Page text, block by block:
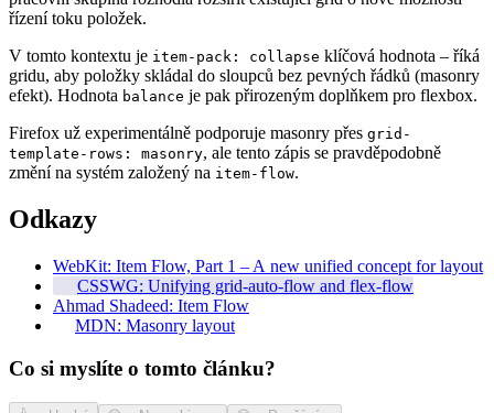
řízení toku položek.
V tomto kontextu je item-pack: collapse klíčová hodnota – říká
gridu, aby položky skládal do sloupců bez pevných řádků (masonry
efekt). Hodnota balance je pak přirozeným doplňkem pro flexbox.
Firefox už experimentálně podporuje masonry přes grid-
template-rows: masonry, ale tento zápis se pravděpodobně
změní na systém založený na item-flow.
Odkazy
WebKit: Item Flow, Part 1 – A new unified concept for layout
CSSWG: Unifying grid-auto-flow and flex-flow
Ahmad Shadeed: Item Flow
MDN: Masonry layout
Co si myslíte o tomto článku?